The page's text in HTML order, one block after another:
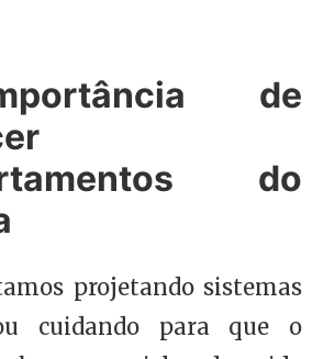
de
do
projetando sistemas
cuidando para que o